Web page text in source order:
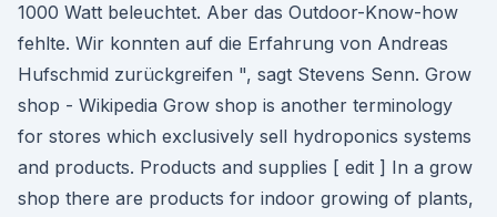
1000 Watt beleuchtet. Aber das Outdoor-Know-how
fehlte. Wir konnten auf die Erfahrung von Andreas
Hufschmid zurückgreifen ", sagt Stevens Senn. Grow
shop - Wikipedia Grow shop is another terminology
for stores which exclusively sell hydroponics systems
and products. Products and supplies [ edit ] In a grow
shop there are products for indoor growing of plants,